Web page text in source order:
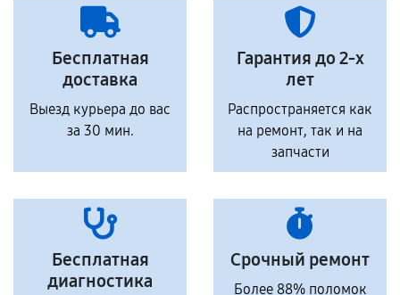
Бесплатная
доставка
Выезд курьера до вас
за 30 мин.
Гарантия до 2-х
лет
Распространяется как
на ремонт, так и на
запчасти
Бесплатная
диагностика
Срочный ремонт
Более 88% поломок